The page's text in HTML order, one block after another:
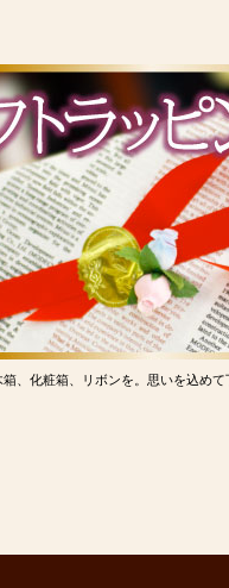
、化粧箱、リボンを。思いを込め